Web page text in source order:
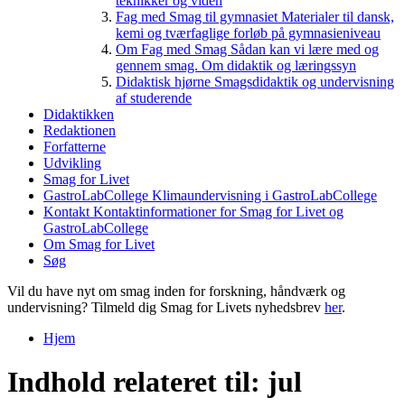
Fag med Smag til gymnasiet Materialer til dansk,
kemi og tværfaglige forløb på gymnasieniveau
Om Fag med Smag Sådan kan vi lære med og
gennem smag. Om didaktik og læringssyn
Didaktisk hjørne Smagsdidaktik og undervisning
af studerende
Didaktikken
Redaktionen
Forfatterne
Udvikling
Smag for Livet
GastroLabCollege Klimaundervisning i GastroLabCollege
Kontakt Kontaktinformationer for Smag for Livet og
GastroLabCollege
Om Smag for Livet
Søg
Vil du have nyt om smag inden for forskning, håndværk og
undervisning? Tilmeld dig Smag for Livets nyhedsbrev her.
Hjem
Indhold relateret til: jul